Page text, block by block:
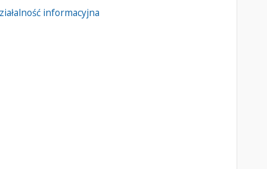
informacyjna